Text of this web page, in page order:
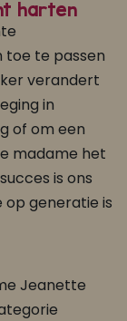
harten
toe te passen
verandert
in
of om een
madame het
is ons
generatie is
Jeanette